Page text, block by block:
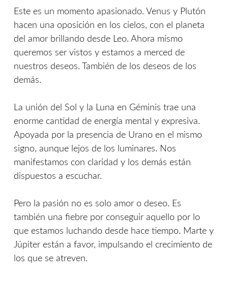
Este es un momento apasionado. Venus y Plutón
hacen una oposición en los cielos, con el planeta
del amor brillando desde Leo. Ahora mismo
queremos ser vistos y estamos a merced de
nuestros deseos. También de los deseos de los
demás.
La unión del Sol y la Luna en Géminis trae una
enorme cantidad de energía mental y expresiva.
Apoyada por la presencia de Urano en el mismo
signo, aunque lejos de los luminares. Nos
manifestamos con claridad y los demás están
dispuestos a escuchar.
Pero la pasión no es solo amor o deseo. Es
también una fiebre por conseguir aquello por lo
que estamos luchando desde hace tiempo. Marte y
Júpiter están a favor, impulsando el crecimiento de
los que se atreven.